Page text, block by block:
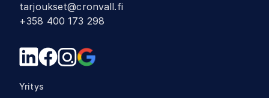
tarjoukset@cronvall.fi
+358 400 173 298
Yritys